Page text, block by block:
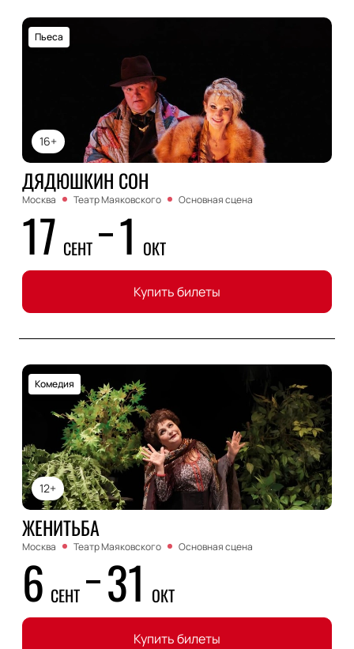
16+
Пьеса
ДЯДЮШКИН СОН
Москва Театр Маяковского Основная сцена
17 СЕНТ 1 ОКТ
Купить билеты
12+
Комедия
ЖЕНИТЬБА
Москва Театр Маяковского Основная сцена
6 СЕНТ 31 ОКТ
Купить билеты